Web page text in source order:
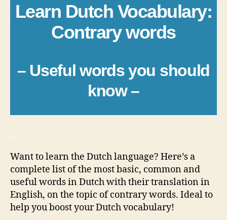
Learn Dutch Vocabulary:
Contrary words
– Useful words you should
know –
Want to learn the Dutch language? Here’s a
complete list of the most basic, common and
useful words in Dutch with their translation in
English, on the topic of contrary words. Ideal to
help you boost your Dutch vocabulary!